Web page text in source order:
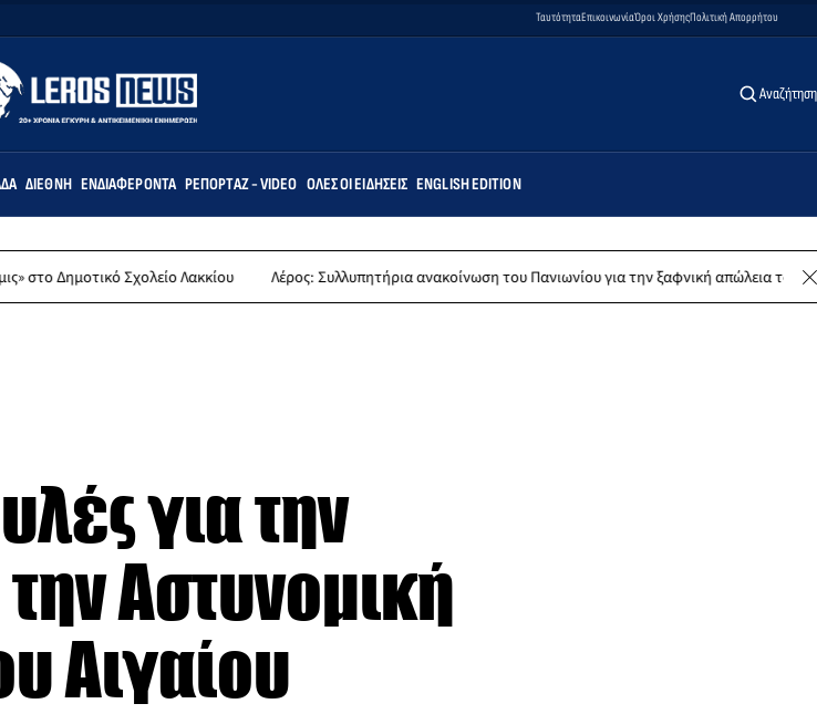
ΤαυτότηταΕπικοινωνίαΌροι ΧρήσηςΠολιτική Απορρήτου
Αναζήτηση
ΔΙΕΘΝΉ ΕΝΔΙΑΦΈΡΟΝΤΑ ΡΕΠΟΡΤΆΖ - VIDEO ΌΛΕΣ ΟΙ ΕΙΔΉΣΕΙΣ ENGLISH EDITION
Σχολείο Λακκίου Λέρος: Συλλυπητήρια ανακοίνωση του Πανιωνίου για την ξαφνική απώλεια του Δημήτρη
για την
Αστυνομική
Αιγαίου